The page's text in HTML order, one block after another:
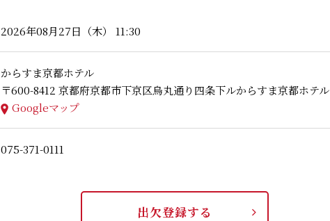
2026年08月27日（木） 11:30
からすま京都ホテル
〒600-8412 京都府京都市下京区烏丸通り四条下ルからすま京都ホテル
Googleマップ
075-371-0111
出欠登録する